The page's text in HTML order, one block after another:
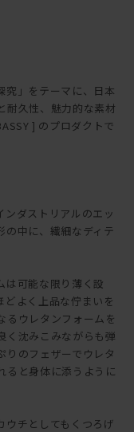
究」をテーマに、日本
耐久性、魅力的な素材
] のプロダクトで
ンダストリアルのエッ
の中に、繊細なディテ
は可能な限り薄く設
どよく上品な佇まいを
るウレタンフォームを
く沈みこみながらも弾
りのフェザーでウレタ
ると身体に添うように
ウチとしてもくつろげ